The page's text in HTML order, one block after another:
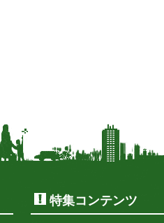
特集コンテンツ